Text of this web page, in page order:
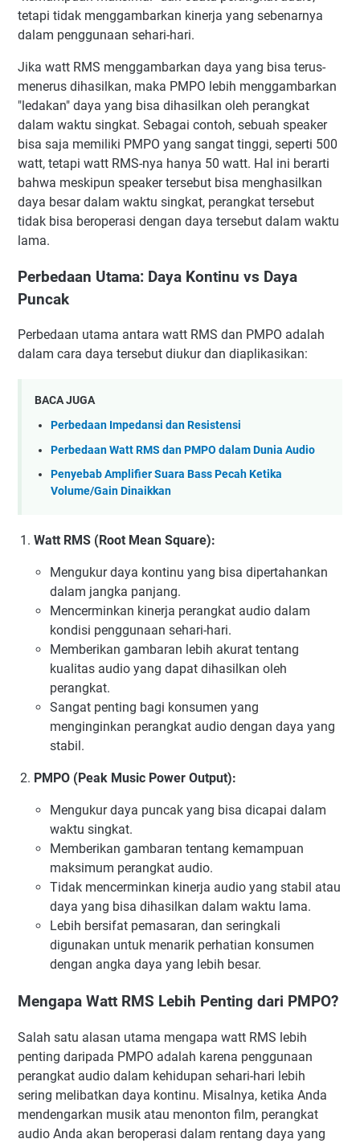
tetapi tidak menggambarkan kinerja yang sebenarnya
dalam penggunaan sehari-hari.
Jika watt RMS menggambarkan daya yang bisa terus-
menerus dihasilkan, maka PMPO lebih menggambarkan
"ledakan" daya yang bisa dihasilkan oleh perangkat
dalam waktu singkat. Sebagai contoh, sebuah speaker
bisa saja memiliki PMPO yang sangat tinggi, seperti 500
watt, tetapi watt RMS-nya hanya 50 watt. Hal ini berarti
bahwa meskipun speaker tersebut bisa menghasilkan
daya besar dalam waktu singkat, perangkat tersebut
tidak bisa beroperasi dengan daya tersebut dalam waktu
lama.
Perbedaan Utama: Daya Kontinu vs Daya
Puncak
Perbedaan utama antara watt RMS dan PMPO adalah
dalam cara daya tersebut diukur dan diaplikasikan:
BACA JUGA
Perbedaan Impedansi dan Resistensi
Perbedaan Watt RMS dan PMPO dalam Dunia Audio
Penyebab Amplifier Suara Bass Pecah Ketika
Volume/Gain Dinaikkan
Watt RMS (Root Mean Square):
Mengukur daya kontinu yang bisa dipertahankan
dalam jangka panjang.
Mencerminkan kinerja perangkat audio dalam
kondisi penggunaan sehari-hari.
Memberikan gambaran lebih akurat tentang
kualitas audio yang dapat dihasilkan oleh
perangkat.
Sangat penting bagi konsumen yang
menginginkan perangkat audio dengan daya yang
stabil.
PMPO (Peak Music Power Output):
Mengukur daya puncak yang bisa dicapai dalam
waktu singkat.
Memberikan gambaran tentang kemampuan
maksimum perangkat audio.
Tidak mencerminkan kinerja audio yang stabil atau
daya yang bisa dihasilkan dalam waktu lama.
Lebih bersifat pemasaran, dan seringkali
digunakan untuk menarik perhatian konsumen
dengan angka daya yang lebih besar.
Mengapa Watt RMS Lebih Penting dari PMPO?
Salah satu alasan utama mengapa watt RMS lebih
penting daripada PMPO adalah karena penggunaan
perangkat audio dalam kehidupan sehari-hari lebih
sering melibatkan daya kontinu. Misalnya, ketika Anda
mendengarkan musik atau menonton film, perangkat
audio Anda akan beroperasi dalam rentang daya yang